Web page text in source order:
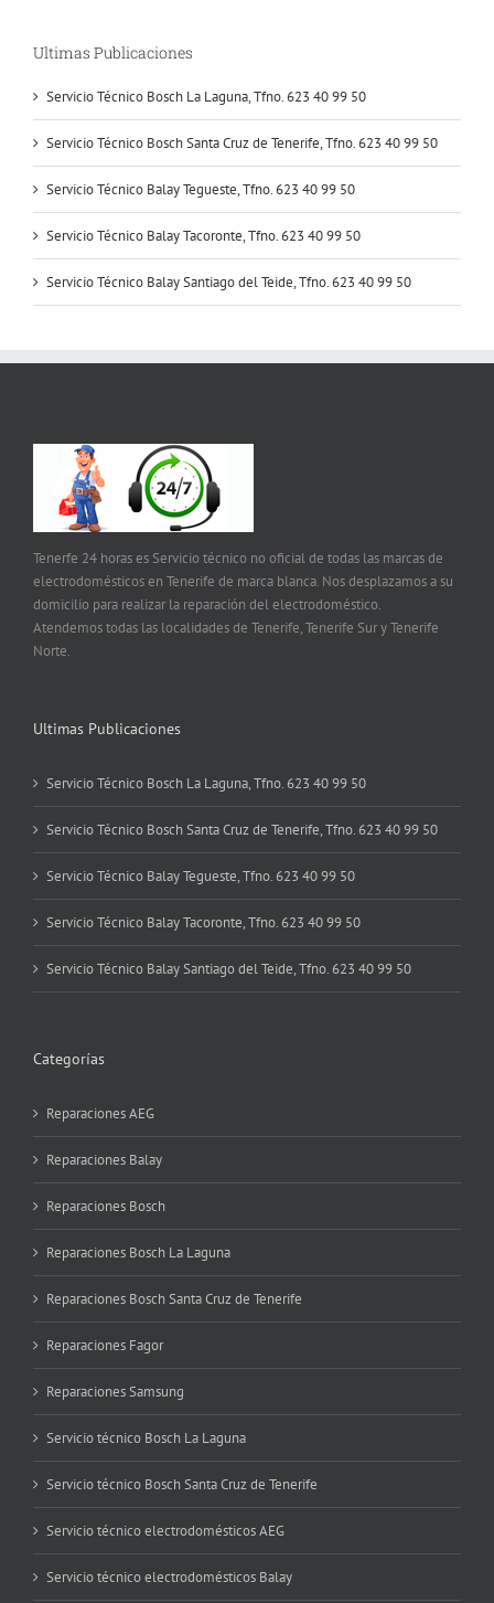
Ultimas Publicaciones
Servicio Técnico Bosch La Laguna, Tfno. 623 40 99 50
Servicio Técnico Bosch Santa Cruz de Tenerife, Tfno. 623 40 99 50
Servicio Técnico Balay Tegueste, Tfno. 623 40 99 50
Servicio Técnico Balay Tacoronte, Tfno. 623 40 99 50
Servicio Técnico Balay Santiago del Teide, Tfno. 623 40 99 50
Tenerfe 24 horas es Servicio técnico no oficial de todas las marcas de
electrodomésticos en Tenerife de marca blanca. Nos desplazamos a su
domicilio para realizar la reparación del electrodoméstico.
Atendemos todas las localidades de Tenerife, Tenerife Sur y Tenerife
Norte.
Ultimas Publicaciones
Servicio Técnico Bosch La Laguna, Tfno. 623 40 99 50
Servicio Técnico Bosch Santa Cruz de Tenerife, Tfno. 623 40 99 50
Servicio Técnico Balay Tegueste, Tfno. 623 40 99 50
Servicio Técnico Balay Tacoronte, Tfno. 623 40 99 50
Servicio Técnico Balay Santiago del Teide, Tfno. 623 40 99 50
Categorías
Reparaciones AEG
Reparaciones Balay
Reparaciones Bosch
Reparaciones Bosch La Laguna
Reparaciones Bosch Santa Cruz de Tenerife
Reparaciones Fagor
Reparaciones Samsung
Servicio técnico Bosch La Laguna
Servicio técnico Bosch Santa Cruz de Tenerife
Servicio técnico electrodomésticos AEG
Servicio técnico electrodomésticos Balay